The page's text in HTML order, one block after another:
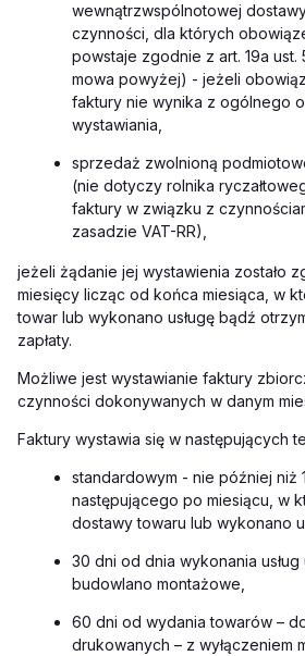
wewnątrzwspólnotowej
czynności, dla których
powstaje zgodnie z art. 19a ust.
mowa powyżej) - jeżeli
faktury nie wynika z ogólnego
wystawiania,
sprzedaż zwolnioną
(nie dotyczy rolnika
faktury w związku z
zasadzie VAT-RR),
jeżeli żądanie jej wystawienia zostało
miesięcy licząc od końca miesiąca, w
towar lub wykonano usługę bądź
zapłaty.
Możliwe jest wystawianie faktury
czynności dokonywanych w danym
Faktury wystawia się w następujących
standardowym - nie później niż
następującego po miesiącu, w
dostawy towaru lub wykonano
30 dni od dnia wykonania usług
budowlano montażowe,
60 dni od wydania towarów –
drukowanych – z wyłączeniem